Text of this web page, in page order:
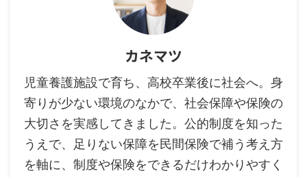
カネマツ
児童養護施設で育ち、高校卒業後に社会へ。身
寄りが少ない環境のなかで、社会保障や保険の
大切さを実感してきました。公的制度を知った
うえで、足りない保障を民間保険で補う考え方
を軸に、制度や保険をできるだけわかりやすく